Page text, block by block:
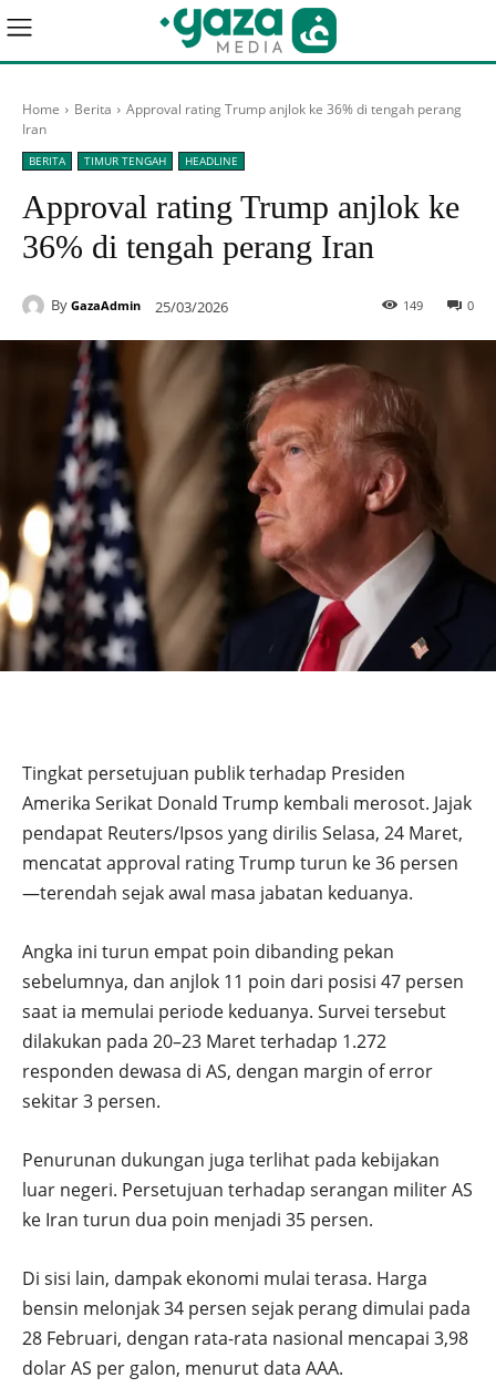
Home Berita
Approval rating Trump anjlok ke 36% di tengah perang
Iran
BERITA TIMUR TENGAH HEADLINE
Approval rating Trump anjlok ke
36% di tengah perang Iran
By GazaAdmin 25/03/2026 0
149
Tingkat persetujuan publik terhadap Presiden
Amerika Serikat Donald Trump kembali merosot. Jajak
pendapat Reuters/Ipsos yang dirilis Selasa, 24 Maret,
mencatat approval rating Trump turun ke 36 persen
—terendah sejak awal masa jabatan keduanya.
Angka ini turun empat poin dibanding pekan
sebelumnya, dan anjlok 11 poin dari posisi 47 persen
saat ia memulai periode keduanya. Survei tersebut
dilakukan pada 20–23 Maret terhadap 1.272
responden dewasa di AS, dengan margin of error
sekitar 3 persen.
Penurunan dukungan juga terlihat pada kebijakan
luar negeri. Persetujuan terhadap serangan militer AS
ke Iran turun dua poin menjadi 35 persen.
Di sisi lain, dampak ekonomi mulai terasa. Harga
bensin melonjak 34 persen sejak perang dimulai pada
28 Februari, dengan rata-rata nasional mencapai 3,98
dolar AS per galon, menurut data AAA.